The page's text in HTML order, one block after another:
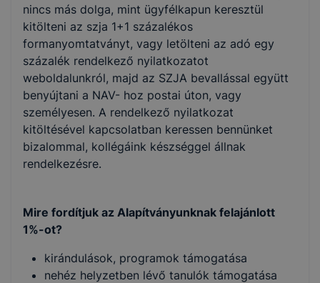
nincs más dolga, mint ügyfélkapun keresztül
kitölteni az szja 1+1 százalékos
formanyomtatványt, vagy letölteni az adó egy
százalék rendelkező nyilatkozatot
weboldalunkról, majd az SZJA bevallással együtt
benyújtani a NAV- hoz postai úton, vagy
személyesen. A rendelkező nyilatkozat
kitöltésével kapcsolatban keressen bennünket
bizalommal, kollégáink készséggel állnak
rendelkezésre.
Mire fordítjuk az Alapítványunknak felajánlott
1%-ot?
kirándulások, programok támogatása
nehéz helyzetben lévő tanulók támogatása